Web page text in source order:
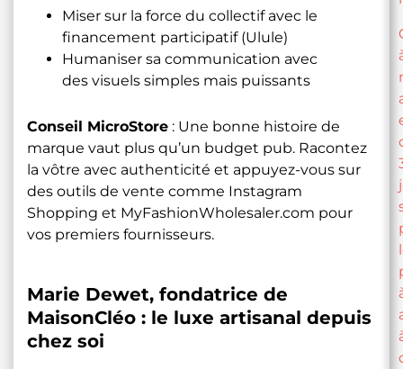
Miser sur la force du collectif avec le
financement participatif (Ulule)
Humaniser sa communication avec
des visuels simples mais puissants
Conseil MicroStore : Une bonne histoire de
marque vaut plus qu’un budget pub. Racontez
la vôtre avec authenticité et appuyez-vous sur
des outils de vente comme Instagram
Shopping et MyFashionWholesaler.com pour
vos premiers fournisseurs.
Marie Dewet, fondatrice de
MaisonCléo : le luxe artisanal depuis
chez soi